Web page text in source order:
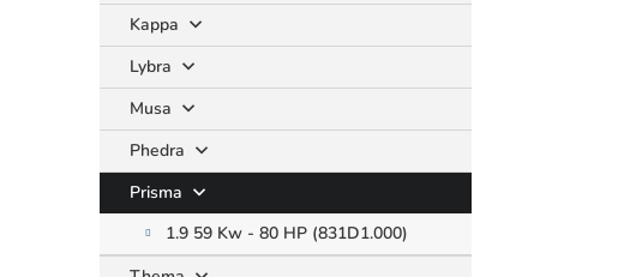
Kappa
Lybra
Musa
Phedra
Prisma
1.9 59 Kw - 80 HP (831D1.000)